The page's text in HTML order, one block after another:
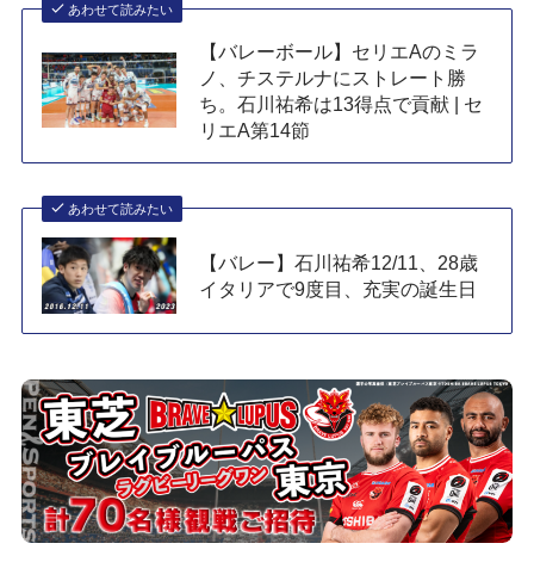
あわせて読みたい
【バレーボール】セリエAのミラ
ノ、チステルナにストレート勝
ち。石川祐希は13得点で貢献 | セ
リエA第14節
あわせて読みたい
【バレー】石川祐希12/11、28歳
イタリアで9度目、充実の誕生日